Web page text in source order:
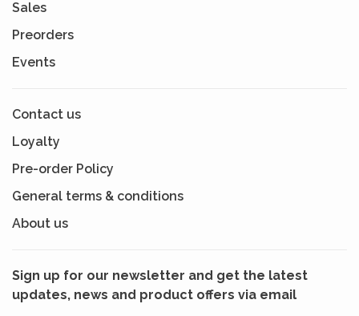
Sales
Preorders
Events
Contact us
Loyalty
Pre-order Policy
General terms & conditions
About us
Sign up for our newsletter and get the latest
updates, news and product offers via email